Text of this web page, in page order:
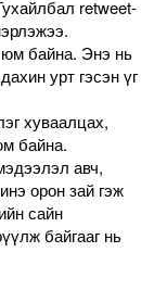
retweet-
юм байна. Энэ нь
урт гэсэн үг
хуваалцах,
байна.
авч,
орон зай гэж
сайн
байгааг нь